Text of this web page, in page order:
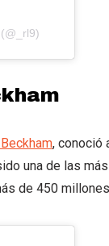
, conoció
una de las
de 450